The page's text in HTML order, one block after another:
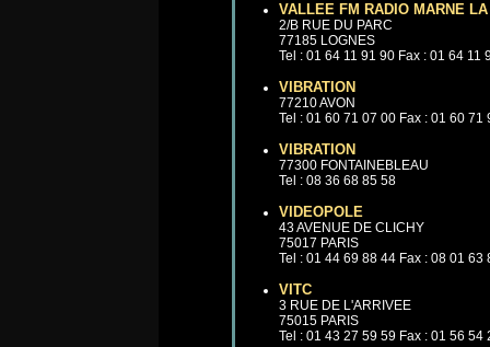
VALLEE FM RADIO MARNE
2/B RUE DU PARC
77185 LOGNES
Tel : 01 64 11 91 90 Fax : 01 64 11
VIBRATION
77210 AVON
Tel : 01 60 71 07 00 Fax : 01 60 71
VIBRATION
77300 FONTAINEBLEAU
Tel : 08 36 68 85 58
VIDEOPOLE
43 AVENUE DE CLICHY
75017 PARIS
Tel : 01 44 69 88 44 Fax : 08 01 63
VITC
3 RUE DE L'ARRIVEE
75015 PARIS
Tel : 01 43 27 59 59 Fax : 01 56 54